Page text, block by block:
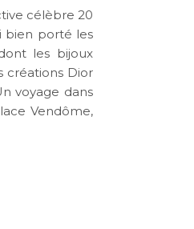
célèbre 20
bien porté les
les bijoux
créations Dior
voyage dans
Vendôme,